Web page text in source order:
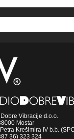
Vibracije d.o.o.
Mostar
Krešimira IV b.b.
36) 323 324